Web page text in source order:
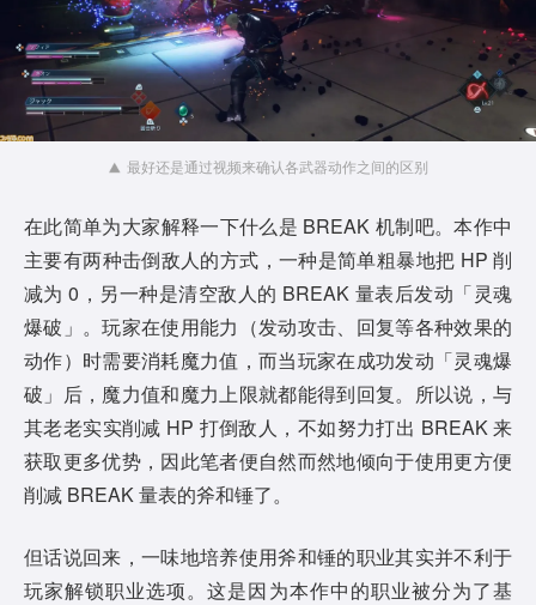
最好还是通过视频来确认各武器动作之间的区别
在此简单为大家解释一下什么是 BREAK 机制吧。本作中
主要有两种击倒敌人的方式，一种是简单粗暴地把 HP 削
减为 0，另一种是清空敌人的 BREAK 量表后发动「灵魂
爆破」。玩家在使用能力（发动攻击、回复等各种效果的
动作）时需要消耗魔力值，而当玩家在成功发动「灵魂爆
破」后，魔力值和魔力上限就都能得到回复。所以说，与
其老老实实削减 HP 打倒敌人，不如努力打出 BREAK 来
获取更多优势，因此笔者便自然而然地倾向于使用更方便
削减 BREAK 量表的斧和锤了。
但话说回来，一味地培养使用斧和锤的职业其实并不利于
玩家解锁职业选项。这是因为本作中的职业被分为了基